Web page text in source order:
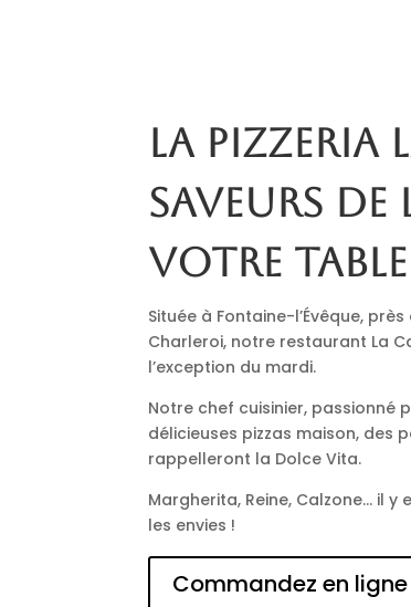
La pizzeria
saveurs de
votre table
Située à Fontaine-l’Évêque,
Charleroi, notre restaurant La
l’exception du mardi.
Notre chef cuisinier, passionné
délicieuses pizzas maison, des
rappelleront la Dolce Vita.
Margherita, Reine, Calzone… il
les envies !
Commandez en ligne